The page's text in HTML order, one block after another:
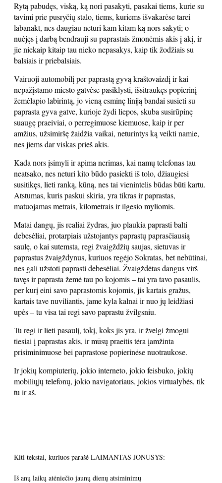
Rytą pabudęs, viską, ką nori pasakyti, pasakai tiems, kurie su
tavimi prie pusryčių stalo, tiems, kuriems išvakarėse tarei
labanakt, nes daugiau neturi kam kitam ką nors sakyti; o
nuėjęs į darbą bendrauji su paprastais žmonėmis akis į akį, ir
jie niekaip kitaip tau nieko nepasakys, kaip tik žodžiais su
balsiais ir priebalsiais.
Vairuoji automobilį per paprastą gyvą kraštovaizdį ir kai
nepažįstamo miesto gatvėse pasiklysti, išsitraukęs popierinį
žemėlapio labirintą, jo vieną esminę liniją bandai susieti su
paprasta gyva gatve, kurioje žydi liepos, skuba susirūpinę
suaugę praeiviai, o perregimuose kiemuose, kaip ir per
amžius, užsimiršę žaidžia vaikai, neturintys ką veikti namie,
nes jiems dar viskas prieš akis.
Kada nors įsimyli ir apima nerimas, kai namų telefonas tau
neatsako, nes neturi kito būdo pasiekti iš tolo, džiaugiesi
susitikęs, lieti ranką, kūną, nes tai vienintelis būdas būti kartu.
Atstumas, kuris paskui skiria, yra tikras ir paprastas,
matuojamas metrais, kilometrais ir ilgesio myliomis.
Matai dangų, jis realiai žydras, juo plaukia paprasti balti
debesėliai, protarpiais užstojantys paprastų paprasčiausią
saulę, o kai sutemsta, regi žvaigždžių saujas, sietuvas ir
paprastus žvaigždynus, kuriuos regėjo Sokratas, bet nebūtinai,
nes gali užstoti paprasti debesėliai. Žvaigždėtas dangus virš
tavęs ir paprasta žemė tau po kojomis – tai yra tavo pasaulis,
per kurį eini savo paprastomis kojomis, jis kartais gražus,
kartais tave nuviliantis, jame kyla kalnai ir nuo jų leidžiasi
upės – tu visa tai regi savo paprastu žvilgsniu.
Tu regi ir lieti pasaulį, tokį, koks jis yra, ir žvelgi žmogui
tiesiai į paprastas akis, ir mūsų praeitis tėra įamžinta
prisiminimuose bei paprastose popierinėse nuotraukose.
Ir jokių kompiuterių, jokio interneto, jokio feisbuko, jokių
mobiliųjų telefonų, jokio navigatoriaus, jokios virtualybės, tik
tu ir aš.
Kiti tekstai, kuriuos parašė LAIMANTAS JONUŠYS:
Iš anų laikų atėniečio jaunų dienų atsiminimų